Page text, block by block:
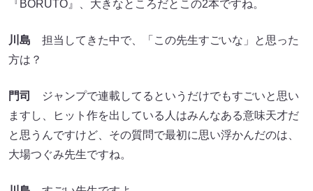
『BORUTO』、大きなところだとこの2本ですね。
川島 担当してきた中で、「この先生すごいな」と思った
方は？
門司
ジャンプで連載してるというだけでもすごいと思い
ますし、ヒット作を出している人はみんなある意味天才だ
と思うんですけど、その質問で最初に思い浮かんだのは、
大場つぐみ先生ですね。